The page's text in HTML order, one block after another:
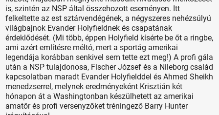
is, szintén az NSP által összehozott eseményen. Itt
felkeltette az est sztárvendégének, a négyszeres nehézsúlyú
világbajnok Evander Holyfieldnek és csapatának
érdeklődését. (Mi több, éppen Holyfield kísérte be őt a ringbe,
ami azért említésre méltó, mert a sportág amerikai
legendája korábban senkivel sem tette ezt meg!) A profi gála
után a NSP tulajdonosa, Fischer József és a Nileborg család
kapcsolatban maradt Evander Holyfielddel és Ahmed Sheikh
menedzserrel, melynek eredményeként Krisztián két
hónapon át a Washingtonban készülhetett az amerikai
amatőr és profi versenyzőket tréningező Barry Hunter